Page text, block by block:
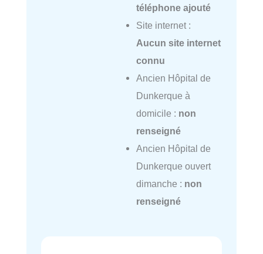
téléphone ajouté
Site internet :
Aucun site internet
connu
Ancien Hôpital de
Dunkerque à
domicile : non
renseigné
Ancien Hôpital de
Dunkerque ouvert
dimanche : non
renseigné